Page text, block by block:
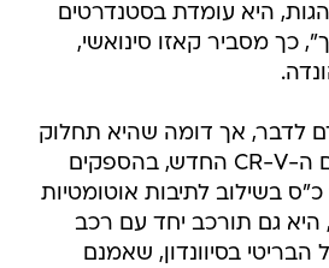
היא עומדת בסטנדרטים
כך מסביר קאזו סינואשי,
לדבר, אך דומה שהיא תחלוק
לפחות אחד מהם עם ה-CR-V החדש, בהספקים
שינועו בגזרת ה-150 כ"ס בשילוב לתיבות אוטומטיות
היא גם תורכב יחד עם רכב
בסיוונדון, שאמנם